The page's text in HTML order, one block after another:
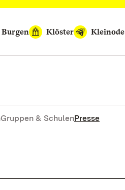
Burgen Klöster Kleinode
Gruppen & SchulenPresse